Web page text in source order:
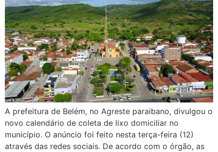
A prefeitura de Belém, no Agreste paraibano, divulgou o
novo calendário de coleta de lixo domiciliar no
município. O anúncio foi feito nesta terça-feira (12)
através das redes sociais. De acordo com o órgão, as